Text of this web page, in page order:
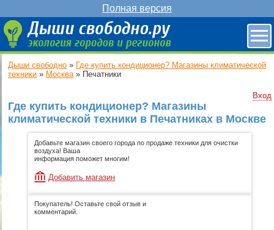
Полная версия
Дыши свободно » Где купить кондиционер? Магазины климатической
техники » Москва» Печатники
Вход
Где купить кондиционер? Магазины
климатической техники в Печатниках в Москве
Добавьте магазин своего города по продаже техники для очистки
воздуха! Ваша
информация поможет многим!
Добавить магазин
Покупатель! Оставьте свой отзыв и
комментарий.